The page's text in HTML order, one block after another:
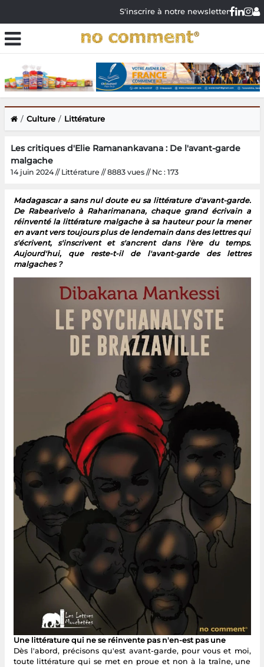
S'inscrire à notre newsletter
Culture Littérature
Les critiques d'Elie Ramanankavana : De l'avant-garde
malgache
14 juin 2024 // Littérature // 8883 vues // Nc : 173
Madagascar a sans nul doute eu sa littérature d'avant-garde.
De Rabearivelo à Raharimanana, chaque grand écrivain a
réinventé la littérature malgache à sa hauteur pour la mener
en avant vers toujours plus de lendemain dans des lettres qui
s'écrivent, s'inscrivent et s'ancrent dans l'ère du temps.
Aujourd'hui, que reste-t-il de l'avant-garde des lettres
malgaches ?
Une littérature qui ne se réinvente pas n'en-est pas une
Dès l'abord, précisons qu'est avant-garde, pour vous et moi,
toute littérature qui se met en proue et non à la traîne, une